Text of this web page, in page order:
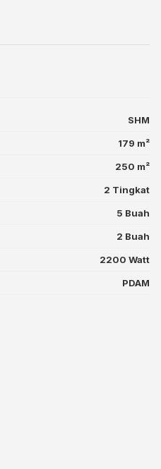
SHM
179 m²
250 m²
2 Tingkat
5 Buah
2 Buah
2200 Watt
PDAM